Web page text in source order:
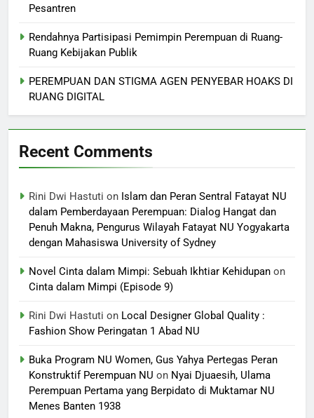
Pesantren
Rendahnya Partisipasi Pemimpin Perempuan di Ruang-
Ruang Kebijakan Publik
PEREMPUAN DAN STIGMA AGEN PENYEBAR HOAKS DI
RUANG DIGITAL
Recent Comments
Rini Dwi Hastuti on Islam dan Peran Sentral Fatayat NU
dalam Pemberdayaan Perempuan: Dialog Hangat dan
Penuh Makna, Pengurus Wilayah Fatayat NU Yogyakarta
dengan Mahasiswa University of Sydney
Novel Cinta dalam Mimpi: Sebuah Ikhtiar Kehidupan on
Cinta dalam Mimpi (Episode 9)
Rini Dwi Hastuti on Local Designer Global Quality :
Fashion Show Peringatan 1 Abad NU
Buka Program NU Women, Gus Yahya Pertegas Peran
Konstruktif Perempuan NU on Nyai Djuaesih, Ulama
Perempuan Pertama yang Berpidato di Muktamar NU
Menes Banten 1938